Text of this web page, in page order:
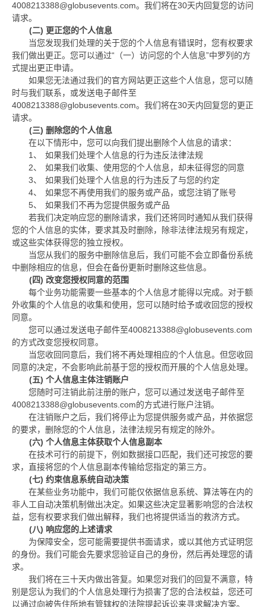
4008213388@globusevents.com。我们将在30天内回复您的访问
请求。
(二) 更正您的个人信息
当您发现我们处理的关于您的个人信息有错误时，您有权要求
我们做出更正。您可以通过“（一）访问您的个人信息”中罗列的方
式提出更正申请。
如果您无法通过我们的官方网站更正这些个人信息，您可以随
时与我们联系，或发送电子邮件至
4008213388@globusevents.com。我们将在30天内回复您的更正
请求。
(三) 删除您的个人信息
在以下情形中，您可以向我们提出删除个人信息的请求：
1、
如果我们处理个人信息的行为违反法律法规
2、
如果我们收集、使用您的个人信息，却未征得您的同意
3、
如果我们处理个人信息的行为违反了与您的约定
4、
如果您不再使用我们的服务或产品，或您注销了账号
5、
如果我们不再为您提供服务或产品
若我们决定响应您的删除请求，我们还将同时通知从我们获得
您的个人信息的实体，要求其及时删除，除非法律法规另有规定，
或这些实体获得您的独立授权。
当您从我们的服务中删除信息后，我们可能不会立即备份系统
中删除相应的信息，但会在备份更新时删除这些信息。
(四) 改变您授权同意的范围
每个业务功能需要一些基本的个人信息才能得以完成。对于额
外收集的个人信息的收集和使用，您可以随时给予或收回您的授权
同意。
您可以通过发送电子邮件至4008213388@globusevents.com
的方式改变您授权同意。
当您收回同意后，我们将不再处理相应的个人信息。但您收回
同意的决定，不会影响此前基于您的授权而开展的个人信息处理。
(五) 个人信息主体注销账户
您随时可注销此前注册的账户，您可以通过发送电子邮件至
4008213388@globusevents.com的方式进行账户注销。
在注销账户之后，我们将停止为您提供服务或产品，并依据您
的要求，删除您的个人信息，法律法规另有规定的除外。
(六) 个人信息主体获取个人信息副本
在技术可行的前提下，例如数据接口匹配，我们还可按您的要
求，直接将您的个人信息副本传输给您指定的第三方。
(七) 约束信息系统自动决策
在某些业务功能中，我们可能仅依据信息系统、算法等在内的
非人工自动决策机制做出决定。如果这些决定显著影响您的合法权
益，您有权要求我们做出解释，我们也将提供适当的救济方式。
(八) 响应您的上述请求
为保障安全，您可能需要提供书面请求，或以其他方式证明您
的身份。我们可能会先要求您验证自己的身份，然后再处理您的请
求。
我们将在三十天内做出答复。如果您对我们的回复不满意，特
别是您认为我们的个人信息处理行为损害了您的合法权益，您还可
以通过向被告住所地有管辖权的法院提起诉讼来寻求解决方案。